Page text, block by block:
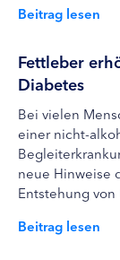
Beitrag lesen
Fettleber
Diabetes
Bei vielen
einer nicht-
neue Hinweise
Entstehung
Beitrag lesen